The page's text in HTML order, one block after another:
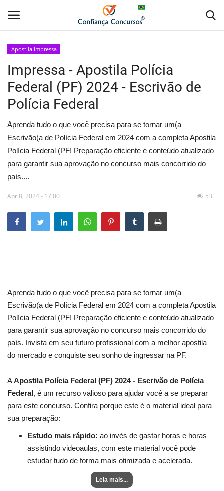
Home
Apostila Digital
Apostila Impressa
Cursos Online
Combo Apostilas
Apostila Impressa
Impressa - Apostila Polícia
Federal (PF) 2024 - Escrivão de
Polícia Federal
Aprenda tudo o que você precisa para se tornar um(a
Escrivão(a de Polícia Federal em 2024 com a completa Apostila
Polícia Federal (PF! Preparação eficiente e conteúdo atualizado
para garantir sua aprovação no concurso mais concorrido do
país....
Apr 8, 2024 - 17:00 53
Aprenda tudo o que você precisa para se tornar um(a
Escrivão(a de Polícia Federal em 2024 com a completa Apostila
Polícia Federal (PF! Preparação eficiente e conteúdo atualizado
para garantir sua aprovação no concurso mais concorrido do
país. Invista em seu futuro profissional com a melhor apostila
do mercado e conquiste seu sonho de ingressar na PF.
AApostila Polícia Federal (PF) 2024 - Escrivão de Polícia
Federal, é um recurso valioso para ajudar você a se preparar
para este concurso. Confira porque este é o material ideal para
sua preparação:
Estudo mais rápido: ao invés de gastar horas e horas
assistindo videoaulas, com este material você pode
estudar tudo de forma mais otimizada e acelerada.
Leia mais...